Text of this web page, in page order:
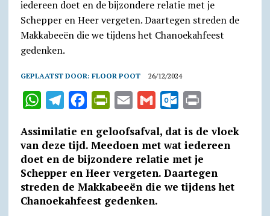
GEPLAATST DOOR: FLOOR POOT 26/12/2024
W
a
t
s
A
p
T
l
e
g
r
a
c
e
b
o
o
i
n
t
F
r
a
l
a
i
l
t
l
o
o
i
n
t
Assimilatie en geloofsafval, dat is de vloek
van deze tijd. Meedoen met wat iedereen
doet en de bijzondere relatie met je
Schepper en Heer vergeten. Daartegen
streden de Makkabeeën die we tijdens het
Chanoekahfeest gedenken.